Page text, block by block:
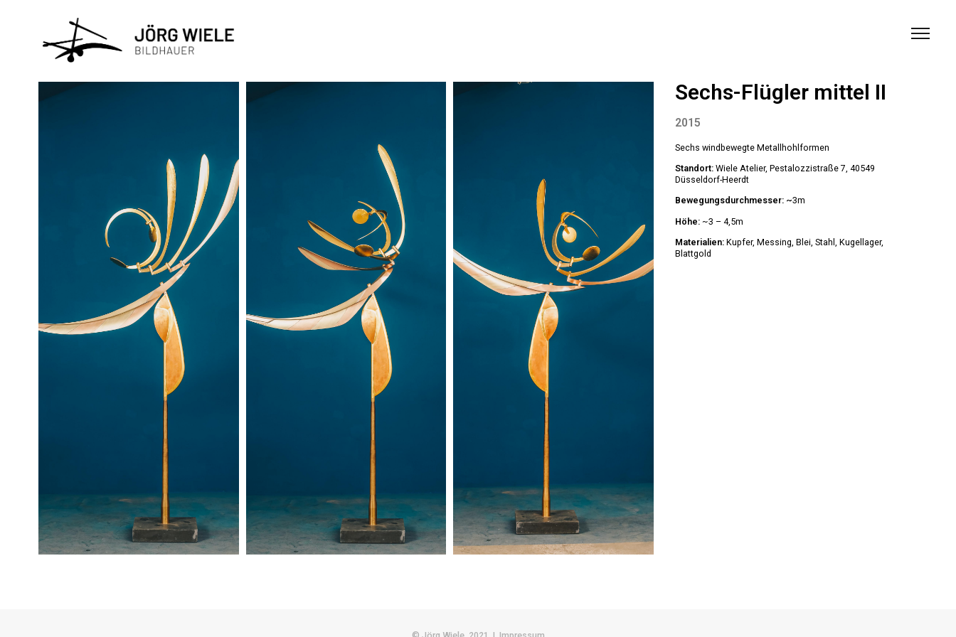
Sechs-Flügler mittel II
2015
Sechs windbewegte Metallhohlformen
Standort: Wiele Atelier, Pestalozzistraße 7, 40549
Düsseldorf-Heerdt
Bewegungsdurchmesser: ~3m
Höhe: ~3 – 4,5m
Materialien: Kupfer, Messing, Blei, Stahl, Kugellager,
Blattgold